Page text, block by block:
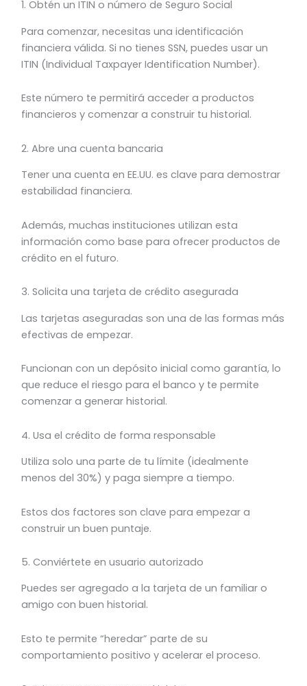
1. Obtén un ITIN o número de Seguro Social
Para comenzar, necesitas una identificación
financiera válida. Si no tienes SSN, puedes usar un
ITIN (Individual Taxpayer Identification Number).
Este número te permitirá acceder a productos
financieros y comenzar a construir tu historial.
2. Abre una cuenta bancaria
Tener una cuenta en EE.UU. es clave para demostrar
estabilidad financiera.
Además, muchas instituciones utilizan esta
información como base para ofrecer productos de
crédito en el futuro.
3. Solicita una tarjeta de crédito asegurada
Las tarjetas aseguradas son una de las formas más
efectivas de empezar.
Funcionan con un depósito inicial como garantía, lo
que reduce el riesgo para el banco y te permite
comenzar a generar historial.
4. Usa el crédito de forma responsable
Utiliza solo una parte de tu límite (idealmente
menos del 30%) y paga siempre a tiempo.
Estos dos factores son clave para empezar a
construir un buen puntaje.
5. Conviértete en usuario autorizado
Puedes ser agregado a la tarjeta de un familiar o
amigo con buen historial.
Esto te permite “heredar” parte de su
comportamiento positivo y acelerar el proceso.